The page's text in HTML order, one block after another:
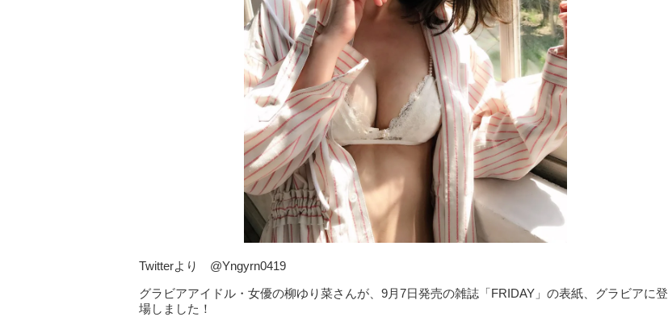
Twitterより @Yngyrn0419
グラビアアイドル・女優の柳ゆり菜さんが、9月7日発売の雑誌「FRIDAY」の表紙、グラビアに登
場しました！